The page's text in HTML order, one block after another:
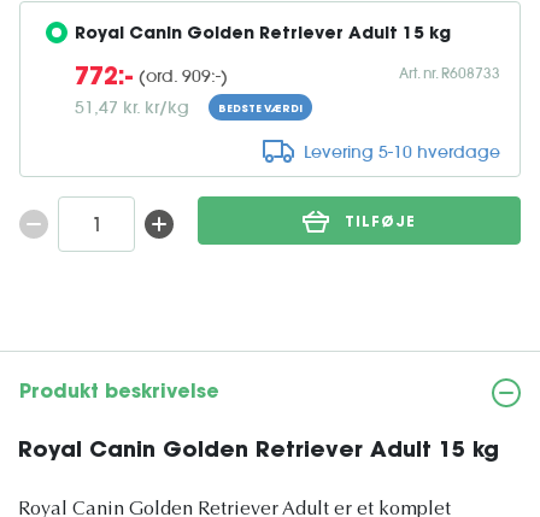
Royal Canin Golden Retriever Adult 15 kg
772:- (ord. 909:-)
51,47 kr. kr/kg
BEDSTE VÆRDI
Art. nr. R608733
Levering 5-10 hverdage
TILFØJE
Produkt beskrivelse
Royal Canin Golden Retriever Adult 15 kg
Royal Canin Golden Retriever Adult er et komplet